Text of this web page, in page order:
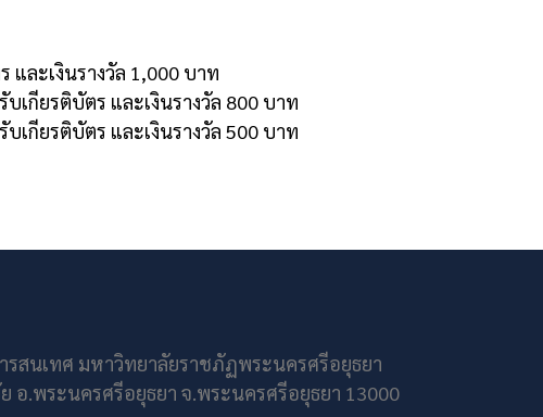
และเงินรางวัล 1,000 บาท
เกียรติบัตร และเงินรางวัล 800 บาท
เกียรติบัตร และเงินรางวัล 500 บาท
รสนเทศ มหาวิทยาลัยราชภัฏพระนครศรีอยุธยา
.พระนครศรีอยุธยา จ.พระนครศรีอยุธยา 13000